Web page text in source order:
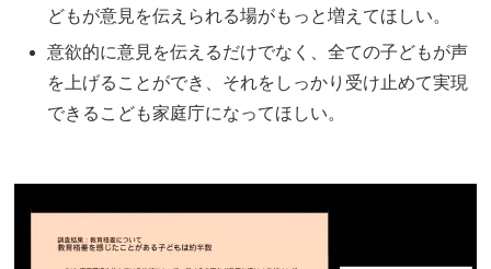
どもが意見を伝えられる場がもっと増えてほしい。
意欲的に意見を伝えるだけでなく、全ての子どもが声
を上げることができ、それをしっかり受け止めて実現
できるこども家庭庁になってほしい。